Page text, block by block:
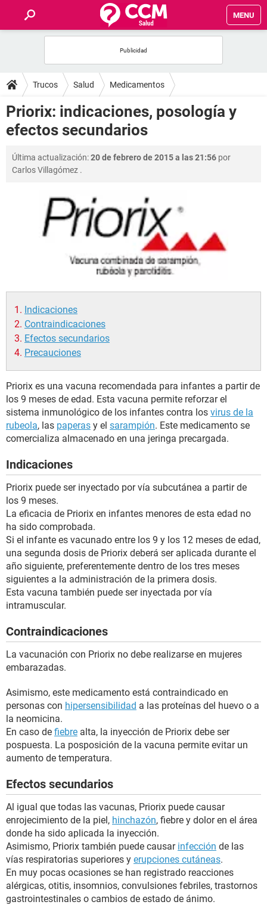
MENU
FOROS
SALUD
FAMILIA
NUTRICIÓN
BIENESTAR
SEXUALIDAD
Trucos Salud Medicamentos
Priorix: indicaciones, posología y
efectos secundarios
Última actualización:20 de febrero de 2015 a las 21:56 por
Carlos Villagómez .
Indicaciones
Contraindicaciones
Efectos secundarios
Precauciones
Priorix es una vacuna recomendada para infantes a partir de
los 9 meses de edad. Esta vacuna permite reforzar el
sistema inmunológico de los infantes contra los virus de la
rubeola, las paperas y el sarampión. Este medicamento se
comercializa almacenado en una jeringa precargada.
Indicaciones
Priorix puede ser inyectado por vía subcutánea a partir de
los 9 meses.
La eficacia de Priorix en infantes menores de esta edad no
ha sido comprobada.
Si el infante es vacunado entre los 9 y los 12 meses de edad,
una segunda dosis de Priorix deberá ser aplicada durante el
año siguiente, preferentemente dentro de los tres meses
siguientes a la administración de la primera dosis.
Esta vacuna también puede ser inyectada por vía
intramuscular.
Contraindicaciones
La vacunación con Priorix no debe realizarse en mujeres
embarazadas.
Asimismo, este medicamento está contraindicado en
personas con hipersensibilidad a las proteínas del huevo o a
la neomicina.
En caso de fiebre alta, la inyección de Priorix debe ser
pospuesta. La posposición de la vacuna permite evitar un
aumento de temperatura.
Efectos secundarios
Al igual que todas las vacunas, Priorix puede causar
enrojecimiento de la piel, hinchazón, fiebre y dolor en el área
donde ha sido aplicada la inyección.
Asimismo, Priorix también puede causar infección de las
vías respiratorias superiores y erupciones cutáneas.
En muy pocas ocasiones se han registrado reacciones
alérgicas, otitis, insomnios, convulsiones febriles, trastornos
gastrointestinales o cambios de estado de ánimo.